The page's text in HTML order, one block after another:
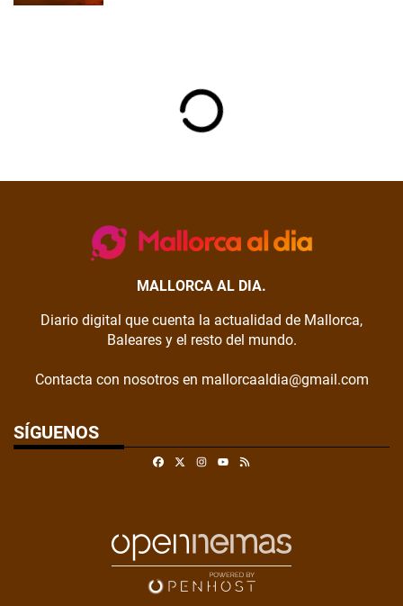
MALLORCA AL DIA.
Diario digital que cuenta la actualidad de Mallorca,
Baleares y el resto del mundo.
Contacta con nosotros en mallorcaaldia@gmail.com
SÍGUENOS
FacebookInstagram